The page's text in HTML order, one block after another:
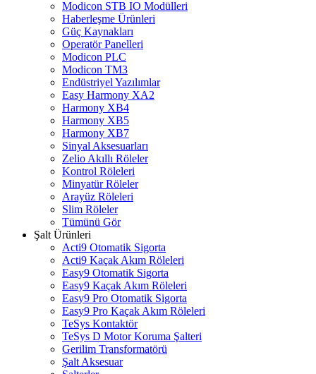
Modicon STB IO Modülleri
Haberleşme Ürünleri
Güç Kaynakları
Operatör Panelleri
Modicon PLC
Modicon TM3
Endüstriyel Yazılımlar
Easy Harmony XA2
Harmony XB4
Harmony XB5
Harmony XB7
Sinyal Aksesuarları
Zelio Akıllı Röleler
Kontrol Röleleri
Minyatür Röleler
Arayüz Röleleri
Slim Röleler
Tümünü Gör
Şalt Ürünleri
Acti9 Otomatik Sigorta
Acti9 Kaçak Akım Röleleri
Easy9 Otomatik Sigorta
Easy9 Kaçak Akım Röleleri
Easy9 Pro Otomatik Sigorta
Easy9 Pro Kaçak Akım Röleleri
TeSys Kontaktör
TeSys D Motor Koruma Şalteri
Gerilim Transformatörü
Şalt Aksesuar